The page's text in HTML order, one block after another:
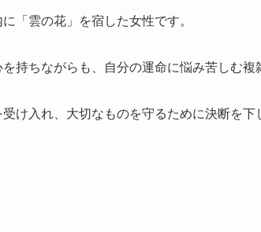
「雲の花」を宿した女性です。
持ちながらも、自分の運命に悩み苦しむ複
け入れ、大切なものを守るために決断を下